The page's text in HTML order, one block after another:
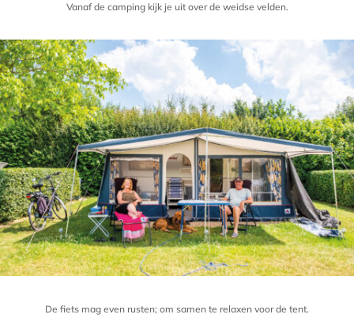
Vanaf de camping kijk je uit over de weidse velden.
De fiets mag even rusten; om samen te relaxen voor de tent.